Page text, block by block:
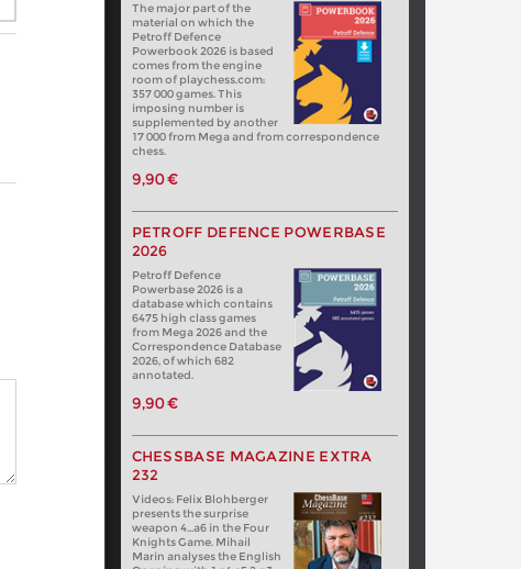
The major part of the
material on which the
Petroff Defence
Powerbook 2026 is based
comes from the engine
room of playchess.com:
357 000 games. This
imposing number is
supplemented by another
17 000 from Mega and from correspondence
chess.
9,90 €
PETROFF DEFENCE POWERBASE
2026
Petroff Defence
Powerbase 2026 is a
database which contains
6475 high class games
from Mega 2026 and the
Correspondence Database
2026, of which 682
annotated.
9,90 €
CHESSBASE MAGAZINE EXTRA
232
Videos: Felix Blohberger
presents the surprise
weapon 4…a6 in the Four
Knights Game. Mihail
Marin analyses the English